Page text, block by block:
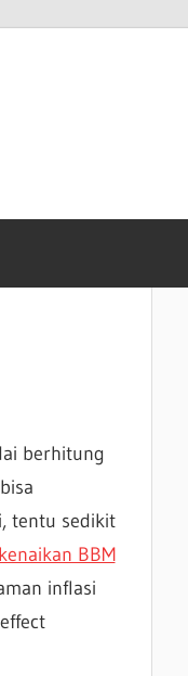
berhitung
tentu sedikit
kenaikan BBM
inflasi